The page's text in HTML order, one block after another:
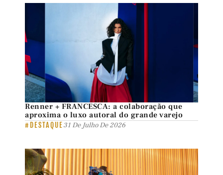
Renner + FRANCESCA: a colaboração que
aproxima o luxo autoral do grande varejo
#DESTAQUE31 De Julho De 2026